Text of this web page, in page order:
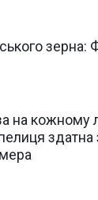
на кожному